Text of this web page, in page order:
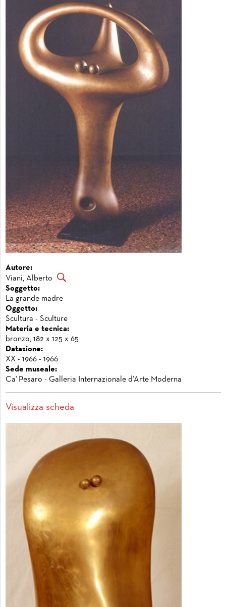
Autore:
Viani, Alberto
Soggetto:
La grande madre
Oggetto:
Scultura - Sculture
Materia e tecnica:
bronzo, 182 x 125 x 65
Datazione:
XX - 1966 - 1966
Sede museale:
Ca' Pesaro - Galleria Internazionale d'Arte Moderna
Visualizza scheda